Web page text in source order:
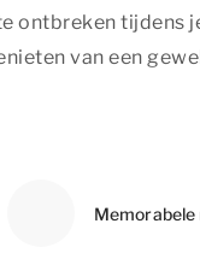
ontbreken tijdens
van een